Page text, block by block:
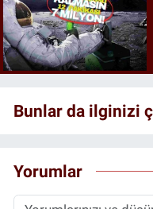
Bunlar da ilginizi
Yorumlar